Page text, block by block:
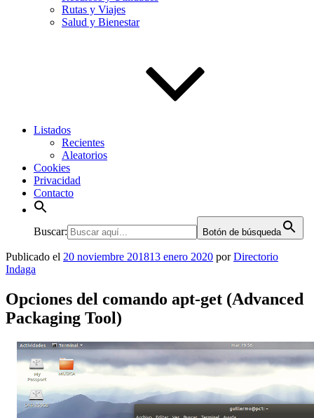
Rutas y Viajes
Salud y Bienestar
Listados
Recientes
Aleatorios
Cookies
Privacidad
Contacto
Buscar: Botón de búsqueda
Publicado el 20 noviembre 201813 enero 2020 porDirectorio
Indaga
Opciones del comando apt-get (Advanced
Packaging Tool)